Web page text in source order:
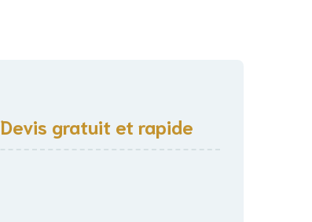
Devis gratuit et rapide